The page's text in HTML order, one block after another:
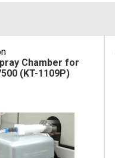
Chamber for
(KT-1109P)